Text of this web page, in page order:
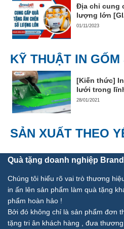
Địa chỉ cung
lượng lớn
01/11/2023
KỸ THUẬT IN GỐM
[Kiến thức]
lưới trong
28/01/2021
SẢN XUẤT THEO
Quà tặng doanh nghiệp
Chúng tôi hiểu rõ vai trò thương
in ấn lên sản phẩm làm quà tặng
phẩm hoàn hảo !
Bởi đó không chỉ là sản phẩm đơn
tặng tri ân khách hàng , đưa